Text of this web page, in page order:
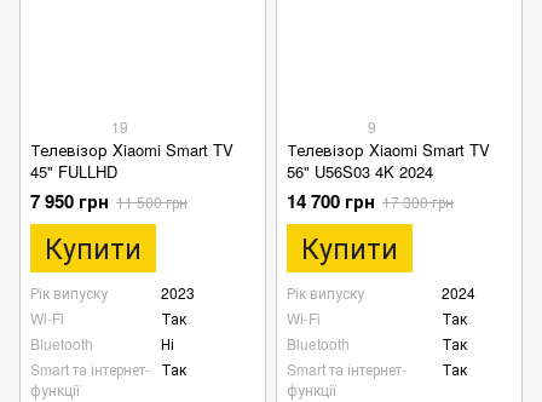
19
Телевізор Xiaomi Smart TV
45" FULLHD
7 950 грн 11 500 грн
Купити
Рік випуску
2023
Wi-Fi
Так
Bluetooth
Ні
Smart та інтернет-
функції
Так
9
Телевізор Xiaomi Smart TV
56" U56S03 4K 2024
14 700 грн 17 300 грн
Купити
Рік випуску
2024
Wi-Fi
Так
Bluetooth
Так
Smart та інтернет-
функції
Так